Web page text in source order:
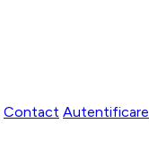
Contact Autentificare